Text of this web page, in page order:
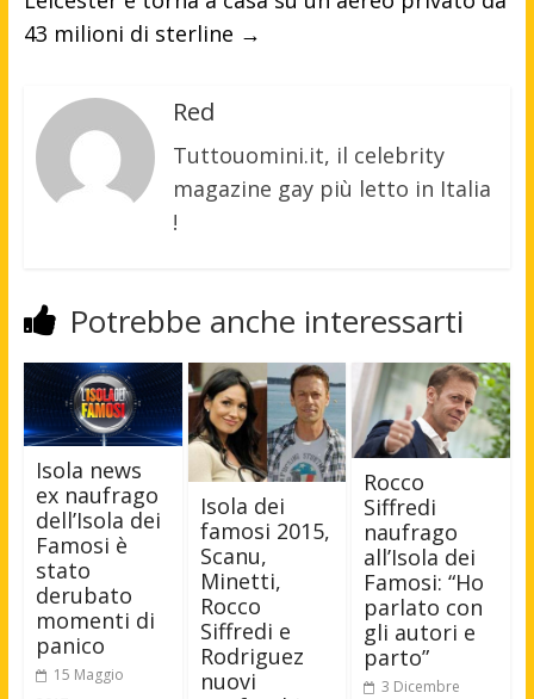
43 milioni di sterline →
Red
Tuttouomini.it, il celebrity
magazine gay più letto in Italia
!
Potrebbe anche interessarti
Isola news
ex naufrago
dell’Isola dei
Famosi è
stato
derubato
momenti di
panico
15 Maggio
Isola dei
famosi 2015,
Scanu,
Minetti,
Rocco
Siffredi e
Rodriguez
nuovi
Rocco
Siffredi
naufrago
all’Isola dei
Famosi: “Ho
parlato con
gli autori e
parto”
3 Dicembre